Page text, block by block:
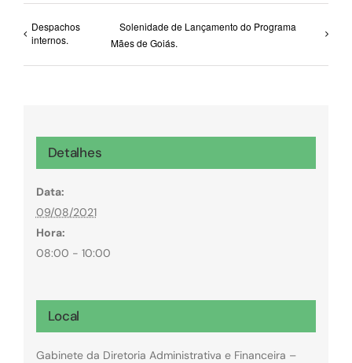
Despachos
internos.
Solenidade de Lançamento do Programa
Mães de Goiás.
Detalhes
Data:
09/08/2021
Hora:
08:00 - 10:00
Local
Gabinete da Diretoria Administrativa e Financeira –